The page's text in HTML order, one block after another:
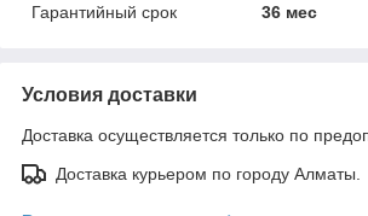
Гарантийный срок
36 мес
Условия доставки
Доставка осуществляется только по
Доставка курьером по городу Алматы.